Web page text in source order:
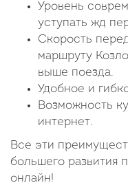
Уровень
уступать жд
Скорость
маршруту
выше поезда.
Удобное и
Возможность
интернет.
Все эти
большего развития
онлайн!